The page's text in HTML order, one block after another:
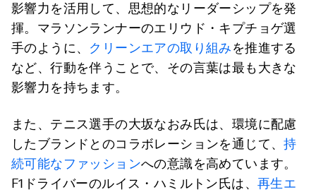
影響力を活用して、思想的なリーダーシップを発
揮。マラソンランナーのエリウド・キプチョゲ選
手のように、 クリーンエアの取り組みを推進する
など、行動を伴うことで、その言葉は最も大きな
影響力を持ちます。
また、テニス選手の大坂なおみ氏は、環境に配慮
したブランドとのコラボレーションを通じて、持
続可能なファッションへの意識を高めています。
F1ドライバーのルイス・ハミルトン氏は、 再生エ